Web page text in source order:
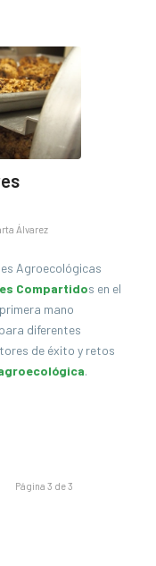
Álvarez
Agroecológicas
Compartidos en el
mano
diferentes
de éxito y retos
.
Página 3 de 3